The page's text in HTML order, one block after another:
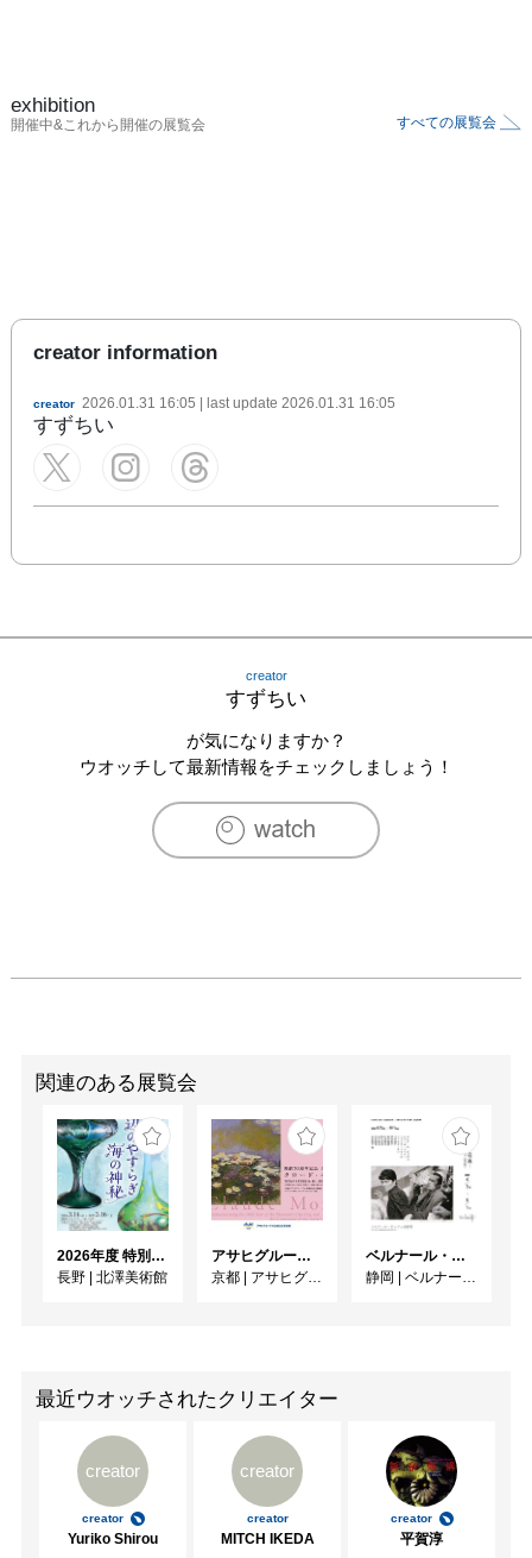
exhibition
開催中&これから開催の展覧会 すべての展覧会
creator information
creator 2026.01.31 16:05 | last update 2026.01.31 16:05
すずちい
creator
すずちい
が気になりますか？
ウオッチして最新情報をチェックしましょう！
関連のある展覧会
2026年度 特別展「ガレとドーム、アール･ヌーヴォーのガラス 水辺のやすらぎ、海の神秘」
長野 | 北澤美術館
アサヒグループ大山崎山荘美術館 開館30周年記念展「没後100年 クロード・モネ」
京都 | アサヒグループ大山崎山荘美術館
ベルナール・ビュフェと写真 ーカメラがとらえたビュフェとその時代、そして21 世紀へ
静岡 | ベルナール・ビュフェ美術館
最近ウオッチされたクリエイター
creator
creator
Yuriko Shirou
creator
creator
MITCH IKEDA
creator
平賀淳